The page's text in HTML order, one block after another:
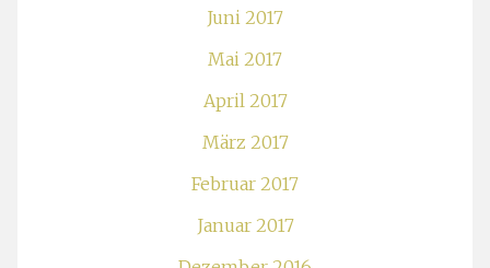
Juni 2017
Mai 2017
April 2017
März 2017
Februar 2017
Januar 2017